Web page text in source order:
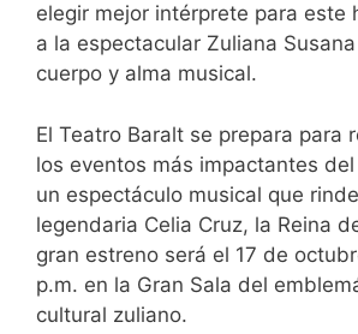
elegir mejor intérprete para este
a la espectacular Zuliana
cuerpo y alma musical.
El Teatro Baralt se prepara para
los eventos más impactantes del
un espectáculo musical que
legendaria Celia Cruz, la Reina
gran estreno será el 17 de
p.m. en la Gran Sala del
cultural zuliano.